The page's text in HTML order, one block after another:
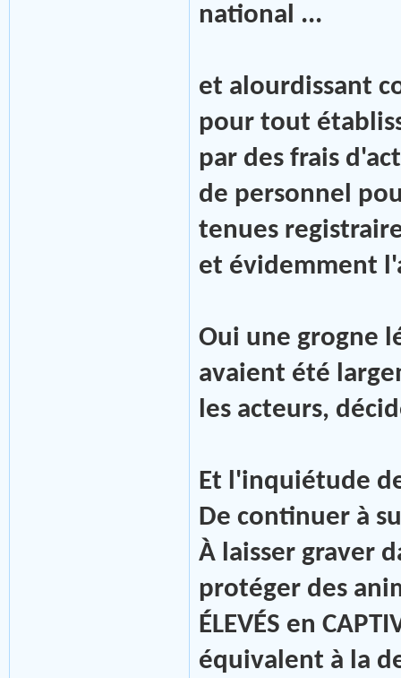
national ...
et alourdissant
pour tout
par des frais
de personnel
tenues
et évidemment
Oui une grogne
avaient été
les acteurs,
Et l'inquiétude
De continuer à
À laisser graver
protéger des
ÉLEVÉS en
équivalent à la